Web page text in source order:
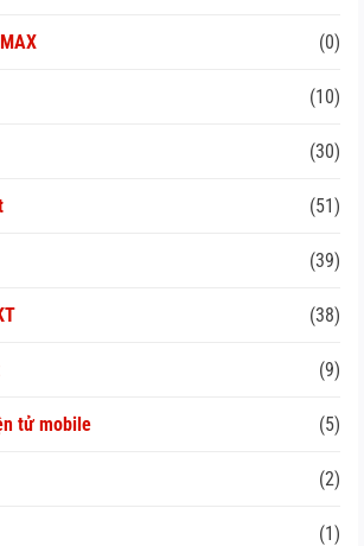
(0)
(10)
(30)
(51)
(39)
(38)
(9)
tử mobile (5)
(2)
(1)